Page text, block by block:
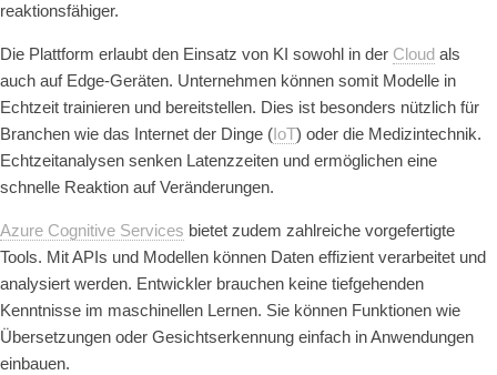
reaktionsfähiger.
Die Plattform erlaubt den Einsatz von KI sowohl in der Cloud als
auch auf Edge-Geräten. Unternehmen können somit Modelle in
Echtzeit trainieren und bereitstellen. Dies ist besonders nützlich für
Branchen wie das Internet der Dinge (IoT) oder die Medizintechnik.
Echtzeitanalysen senken Latenzzeiten und ermöglichen eine
schnelle Reaktion auf Veränderungen.
Azure Cognitive Services bietet zudem zahlreiche vorgefertigte
Tools. Mit APIs und Modellen können Daten effizient verarbeitet und
analysiert werden. Entwickler brauchen keine tiefgehenden
Kenntnisse im maschinellen Lernen. Sie können Funktionen wie
Übersetzungen oder Gesichtserkennung einfach in Anwendungen
einbauen.